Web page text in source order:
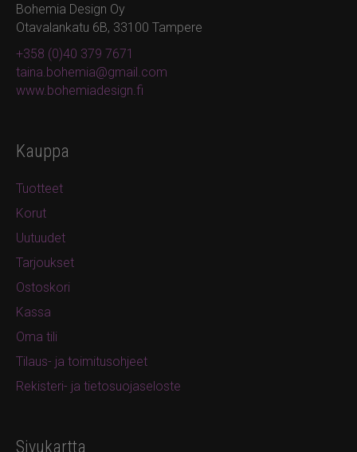
Bohemia Design Oy
Otavalankatu 6B, 33100 Tampere
+358 (0)40 379 7671
taina.bohemia@gmail.com
www.bohemiadesign.fi
Kauppa
Tuotteet
Korut
Uutuudet
Tarjoukset
Ostoskori
Kassa
Oma tili
Tilaus- ja toimitusohjeet
Rekisteri- ja tietosuojaseloste
Sivukartta